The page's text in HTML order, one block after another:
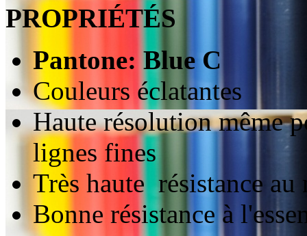
PROPRIÉTÉS
Pantone: Blue C
Couleurs éclatantes
Haute résolution même
lignes fines
Très haute résistance au
Bonne résistance à